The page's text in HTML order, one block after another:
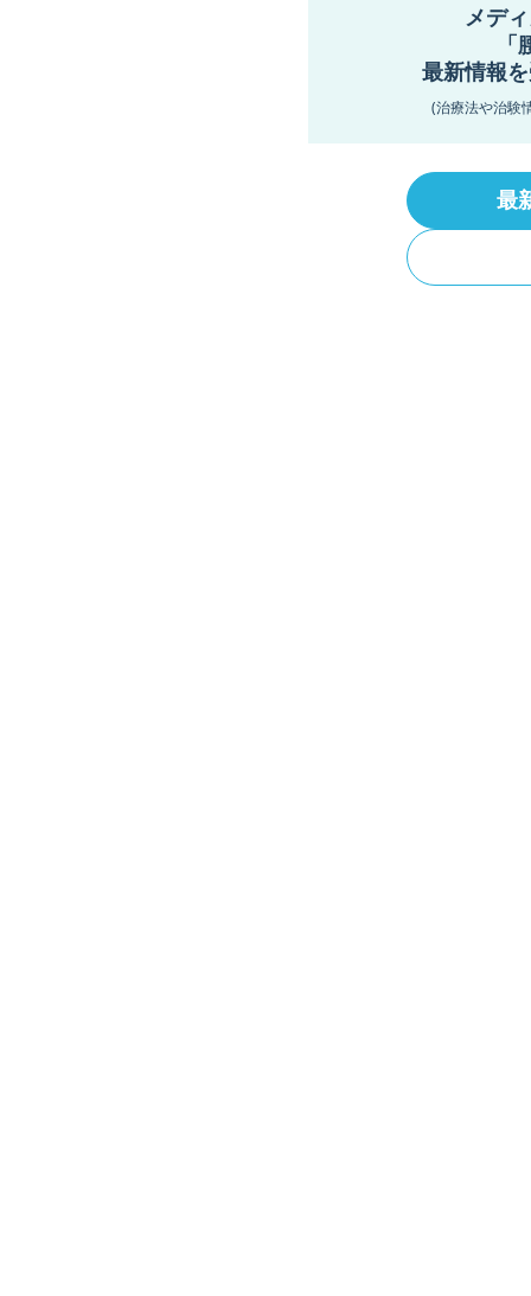
メデ
最新情報
(治療法や治験
最